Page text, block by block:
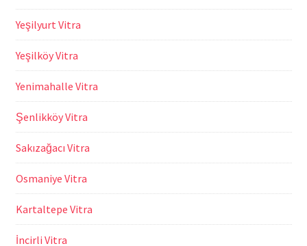
Yeşilyurt Vitra
Yeşilköy Vitra
Yenimahalle Vitra
Şenlikköy Vitra
Sakızağacı Vitra
Osmaniye Vitra
Kartaltepe Vitra
İncirli Vitra